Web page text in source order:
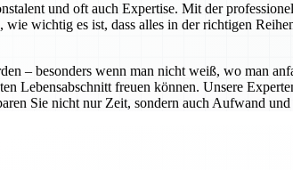
und oft auch Expertise. Mit der
wie wichtig es ist, dass alles in der richtigen
– besonders wenn man nicht weiß, wo man
Lebensabschnitt freuen können. Unsere
Sie nicht nur Zeit, sondern auch Aufwand